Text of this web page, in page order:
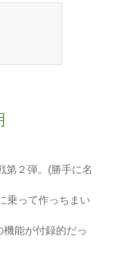
２弾。(勝手に名
って作っちまい
能が付録的だっ